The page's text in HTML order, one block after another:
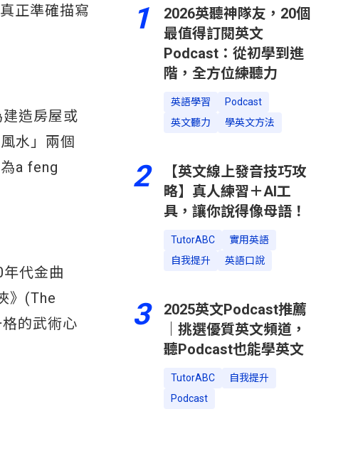
正準確描寫
造房屋或
水」兩個
a feng
代金曲
》(The
的武術心
1
2026英聽神隊友，20個
最值得訂閱英文
Podcast：從初學到進
階，全方位練聽力
英語學習
Podcast
英文聽力
學英文方法
2
【英文線上發音技巧攻
略】真人練習＋AI工
具，讓你說得像母語！
TutorABC
實用英語
自我提升
英語口說
3
2025英文Podcast推薦
｜挑選優質英文頻道，
聽Podcast也能學英文
TutorABC
自我提升
Podcast